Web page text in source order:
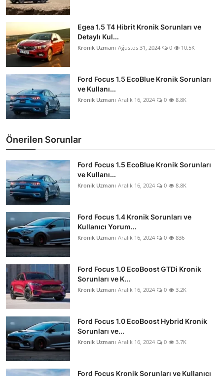
Egea 1.5 T4 Hibrit Kronik Sorunları ve
Detaylı Kul...
Kronik Uzmanı Ağustos 31, 2024 0 10.5K
Ford Focus 1.5 EcoBlue Kronik Sorunları
ve Kullanı...
Kronik Uzmanı Aralık 16, 2024 0 8.8K
Önerilen Sorunlar
Ford Focus 1.5 EcoBlue Kronik Sorunları
ve Kullanı...
Kronik Uzmanı Aralık 16, 2024 0 8.8K
Ford Focus 1.4 Kronik Sorunları ve
Kullanıcı Yorum...
Kronik Uzmanı Aralık 16, 2024 0 836
Ford Focus 1.0 EcoBoost GTDi Kronik
Sorunları ve K...
Kronik Uzmanı Aralık 16, 2024 0 3.2K
Ford Focus 1.0 EcoBoost Hybrid Kronik
Sorunları ve...
Kronik Uzmanı Aralık 16, 2024 0 3.7K
Ford Focus Kronik Sorunları ve Kullanıcı